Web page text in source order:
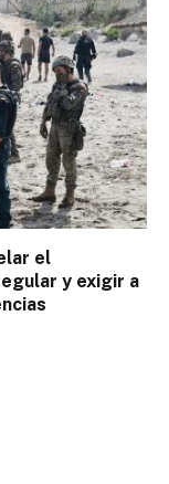
el
y exigir a